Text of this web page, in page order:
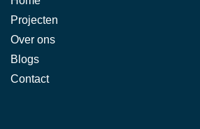
Projecten
Over ons
Blogs
Contact